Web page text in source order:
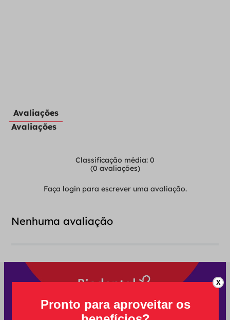
Avaliações
Avaliações
Classificação média: 0
(0 avaliações)
Faça login para escrever uma avaliação.
Nenhuma avaliação
X